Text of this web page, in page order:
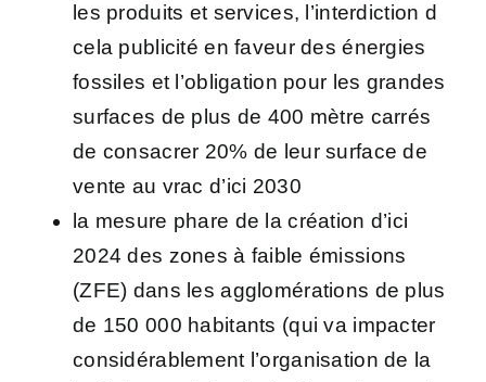
les produits et services, l’interdiction d
cela publicité en faveur des énergies
fossiles et l’obligation pour les grandes
surfaces de plus de 400 mètre carrés
de consacrer 20% de leur surface de
vente au vrac d’ici 2030
la mesure phare de la création d’ici
2024 des zones à faible émissions
(ZFE) dans les agglomérations de plus
de 150 000 habitants (qui va impacter
considérablement l’organisation de la